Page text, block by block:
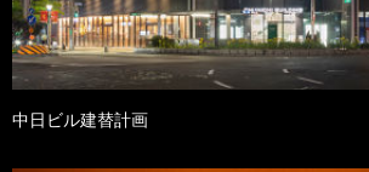
中日ビル建替計画